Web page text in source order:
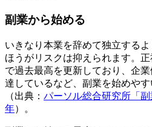
副業から始める
いきなり本業を辞めて独立する
ほうがリスクは抑えられます。
で過去最高を更新しており、企
達しているなど、副業を始めや
（出典： パーソル総合研究所「
年）。